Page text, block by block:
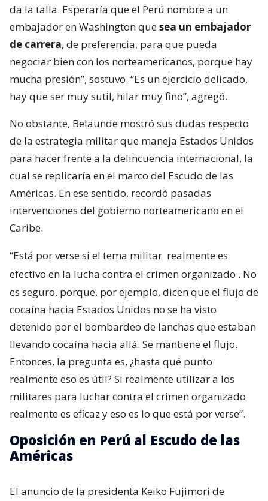
da la talla. Esperaría que el Perú nombre a un
embajador en Washington quesea un embajador
de carrera, de preferencia, para que pueda
negociar bien con los norteamericanos, porque hay
mucha presión”, sostuvo. “Es un ejercicio delicado,
hay que ser muy sutil, hilar muy fino”, agregó.
No obstante, Belaunde mostró sus dudas respecto
de la estrategia militar que maneja Estados Unidos
para hacer frente a la delincuencia internacional, la
cual se replicaría en el marco del Escudo de las
Américas. En ese sentido, recordó pasadas
intervenciones del gobierno norteamericano en el
Caribe.
“Está por verse si el tema militar realmente es
efectivo en la lucha contra el crimen organizado . No
es seguro, porque, por ejemplo, dicen que el flujo de
cocaína hacia Estados Unidos no se ha visto
detenido por el bombardeo de lanchas que estaban
llevando cocaína hacia allá. Se mantiene el flujo.
Entonces, la pregunta es, ¿hasta qué punto
realmente eso es útil? Si realmente utilizar a los
militares para luchar contra el crimen organizado
realmente es eficaz y eso es lo que está por verse”.
Oposición en Perú al Escudo de las
Américas
El anuncio de la presidenta Keiko Fujimori de